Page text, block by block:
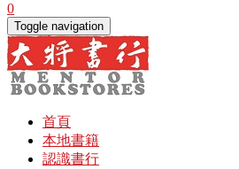
0
Toggle navigation
首頁
本地書籍
認識書行